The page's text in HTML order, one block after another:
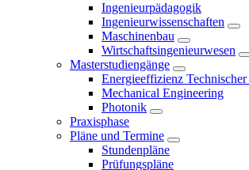
Ingenieurpädagogik
Ingenieurwissenschaften
Maschinenbau
Wirtschaftsingenieurwesen
Masterstudiengänge
Energieeffizienz Technischer
Mechanical Engineering
Photonik
Praxisphase
Pläne und Termine
Stundenpläne
Prüfungspläne